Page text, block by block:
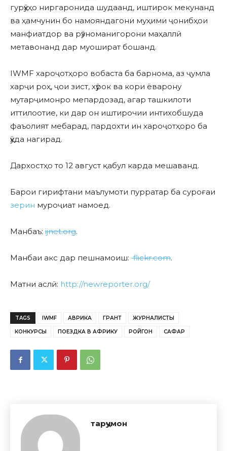
гурӯҳҳо ниргаронида шудаанд, иштирок мекунанд
ва ҳамчунин бо намояндагони муҳими ҷонибҳои
манфиатдор ва рӯзноманигорони маҳаллӣ
метавонанд дар муошират бошанд.
IWMF хароҷотҳоро вобаста ба барнома, аз ҷумла
харҷи роҳ, ҷои зист, хӯрок ва кори ёварону
мутарҷимонро мепардозад, агар ташкилоти
иттилоотие, ки дар он иштирочии интихобшуда
фаъолият мебарад, пардохти ин хароҷотҳоро ба
ӯҳда нагирад.
Дархостҳо то 12 август қабул карда мешаванд.
Барои гирифтани маълумоти пурратар ба суроғаи
зерин муроҷиат намоед.
Манбаъ: ijnet.org.
Манбаи акс дар пешнамоиш: flickr.com.
Матни аслӣ: http://newreporter.org/
TAGS IWMF АВРИКА ГРАНТ ЖУРНАЛИСТЫ
КОНКУРСЫ ПОЕЗДКА В АФРИКУ РОЙГОН САФАР
тарҷумон